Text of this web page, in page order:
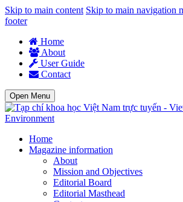
Skip to main content Skip to main navigation
footer
Home
About
User Guide
Contact
Open Menu
Environment
Home
Magazine information
About
Mission and Objectives
Editorial Board
Editorial Masthead